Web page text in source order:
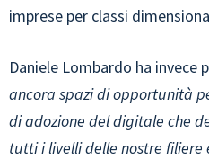
imprese per classi
Daniele Lombardo ha invece
ancora spazi di opportunità
di adozione del digitale che
tutti i livelli delle nostre filiere